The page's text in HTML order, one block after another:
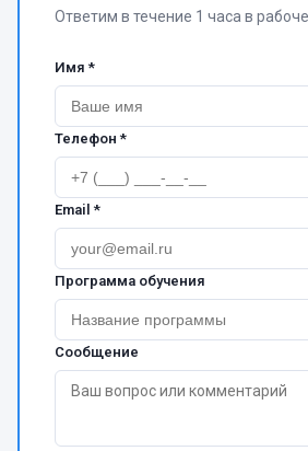
Ответим в течение 1 часа в
Имя *
Телефон *
Email *
Программа обучения
Сообщение